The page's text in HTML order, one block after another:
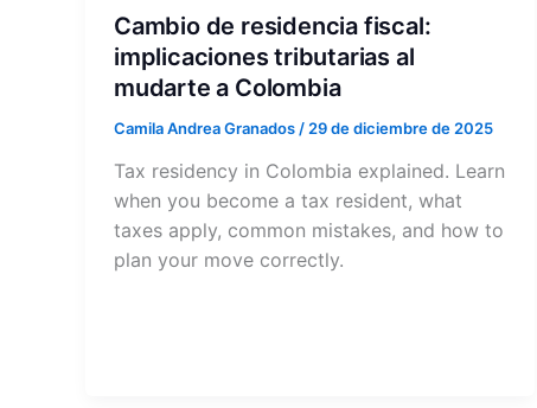
Cambio de residencia fiscal:
implicaciones tributarias al
mudarte a Colombia
Camila Andrea Granados / 29 de diciembre de 2025
Tax residency in Colombia explained. Learn
when you become a tax resident, what
taxes apply, common mistakes, and how to
plan your move correctly.